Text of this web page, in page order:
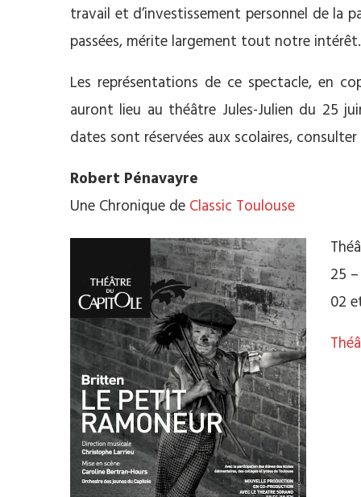
travail et d’investissement personnel de la
passées, mérite largement tout notre intérêt.
Les représentations de ce spectacle, en
auront lieu au théâtre Jules-Julien du 25
dates sont réservées aux scolaires, consulter
Robert Pénavayre
Une Chronique de Classic Toulouse
25
02